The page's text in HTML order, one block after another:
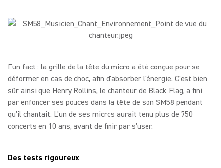
Fun fact : la grille de la tête du micro a été conçue pour se
déformer en cas de choc, afin d'absorber l'énergie. C'est bien
sûr ainsi que Henry Rollins, le chanteur de Black Flag, a fini
par enfoncer ses pouces dans la tête de son SM58 pendant
qu'il chantait. L'un de ses micros aurait tenu plus de 750
concerts en 10 ans, avant de finir par s'user.
Des tests rigoureux